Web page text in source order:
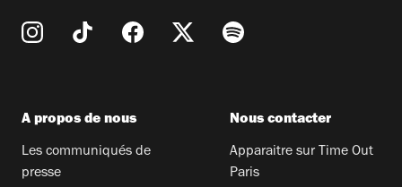
A propos de nous
Les communiqués de
presse
Nous contacter
Apparaitre sur Time Out
Paris